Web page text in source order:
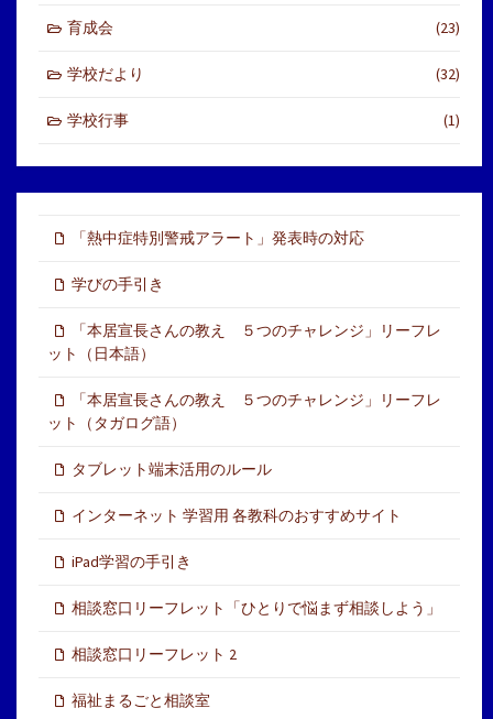
育成会 (23)
学校だより (32)
学校行事 (1)
「熱中症特別警戒アラート」発表時の対応
学びの手引き
「本居宣長さんの教え ５つのチャレンジ」リーフレ
ット（日本語）
「本居宣長さんの教え ５つのチャレンジ」リーフレ
ット（タガログ語）
タブレット端末活用のルール
インターネット 学習用 各教科のおすすめサイト
iPad学習の手引き
相談窓口リーフレット「ひとりで悩まず相談しよう」
相談窓口リーフレット 2
福祉まるごと相談室